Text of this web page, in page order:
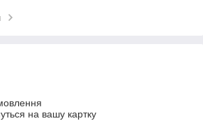
на вашу картку